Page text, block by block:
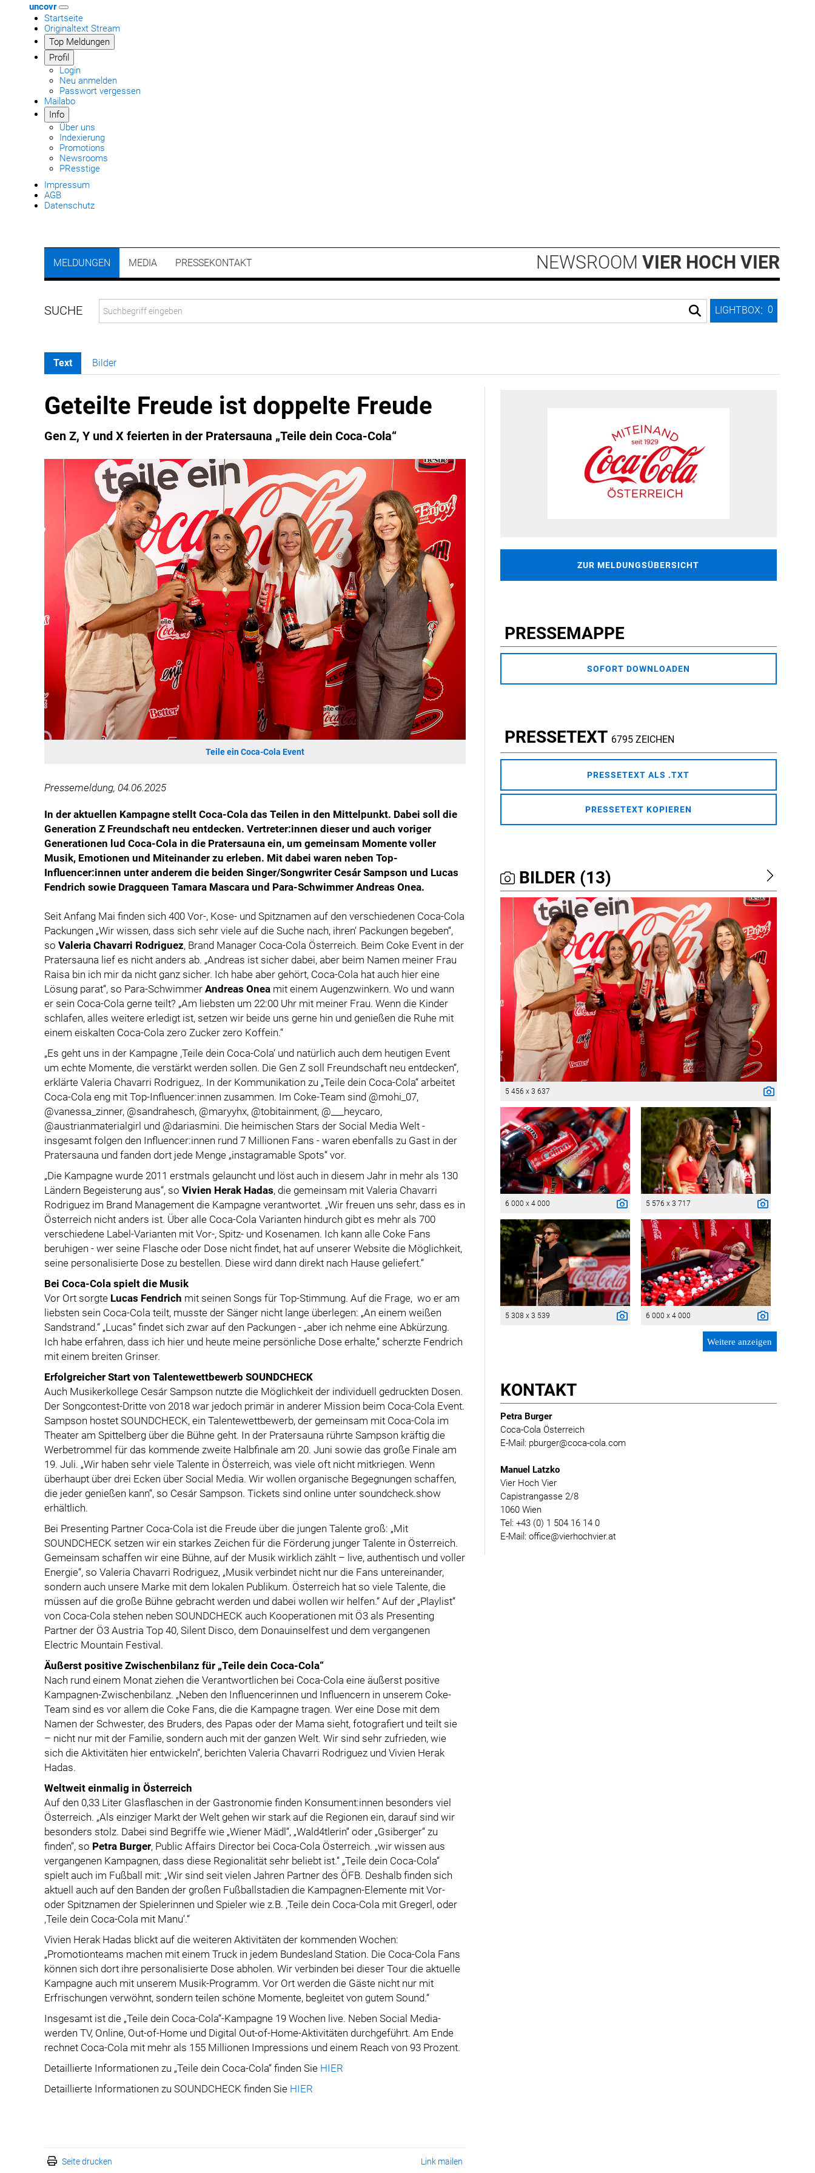
uncovr
Startseite
Originaltext Stream
Top Meldungen
Profil
Login
Neu anmelden
Passwort vergessen
Mailabo
Info
Über uns
Indexierung
Promotions
Newsrooms
PResstige
Impressum
AGB
Datenschutz
LIGHTBOX: 0
MELDUNGEN MEDIA PRESSEKONTAKT NEWSROOM VIER HOCH VIER
Text Bilder
Geteilte Freude ist doppelte Freude
Gen Z, Y und X feierten in der Pratersauna „Teile dein Coca-Cola“
Teile ein Coca-Cola Event
Pressemeldung, 04.06.2025
In der aktuellen Kampagne stellt Coca-Cola das Teilen in den Mittelpunkt. Dabei soll die
Generation Z Freundschaft neu entdecken. Vertreter:innen dieser und auch voriger
Generationen lud Coca-Cola in die Pratersauna ein, um gemeinsam Momente voller
Musik, Emotionen und Miteinander zu erleben. Mit dabei waren neben Top-
Influencer:innen unter anderem die beiden Singer/Songwriter Cesár Sampson und Lucas
Fendrich sowie Dragqueen Tamara Mascara und Para-Schwimmer Andreas Onea.
Seit Anfang Mai finden sich 400 Vor-, Kose- und Spitznamen auf den verschiedenen Coca-Cola
Packungen „Wir wissen, dass sich sehr viele auf die Suche nach, ihren‘ Packungen begeben“,
so Valeria Chavarri Rodriguez, Brand Manager Coca-Cola Österreich. Beim Coke Event in der
Pratersauna lief es nicht anders ab. „Andreas ist sicher dabei, aber beim Namen meiner Frau
Raisa bin ich mir da nicht ganz sicher. Ich habe aber gehört, Coca-Cola hat auch hier eine
Lösung parat“, so Para-Schwimmer Andreas Onea mit einem Augenzwinkern. Wo und wann
er sein Coca-Cola gerne teilt? „Am liebsten um 22:00 Uhr mit meiner Frau. Wenn die Kinder
schlafen, alles weitere erledigt ist, setzen wir beide uns gerne hin und genießen die Ruhe mit
einem eiskalten Coca-Cola zero Zucker zero Koffein.“
„Es geht uns in der Kampagne ,Teile dein Coca-Cola‘ und natürlich auch dem heutigen Event
um echte Momente, die verstärkt werden sollen. Die Gen Z soll Freundschaft neu entdecken“,
erklärte Valeria Chavarri Rodriguez,. In der Kommunikation zu „Teile dein Coca-Cola“ arbeitet
Coca-Cola eng mit Top-Influencer:innen zusammen. Im Coke-Team sind @mohi_07,
@vanessa_zinner, @sandrahesch, @maryyhx, @tobitainment, @___heycaro,
@austrianmaterialgirl und @dariasmini. Die heimischen Stars der Social Media Welt -
insgesamt folgen den Influencer:innen rund 7 Millionen Fans - waren ebenfalls zu Gast in der
Pratersauna und fanden dort jede Menge „instagramable Spots“ vor.
„Die Kampagne wurde 2011 erstmals gelauncht und löst auch in diesem Jahr in mehr als 130
Ländern Begeisterung aus“, so Vivien Herak Hadas, die gemeinsam mit Valeria Chavarri
Rodriguez im Brand Management die Kampagne verantwortet. „Wir freuen uns sehr, dass es in
Österreich nicht anders ist. Über alle Coca-Cola Varianten hindurch gibt es mehr als 700
verschiedene Label-Varianten mit Vor-, Spitz- und Kosenamen. Ich kann alle Coke Fans
beruhigen - wer seine Flasche oder Dose nicht findet, hat auf unserer Website die Möglichkeit,
seine personalisierte Dose zu bestellen. Diese wird dann direkt nach Hause geliefert.“
Bei Coca-Cola spielt die Musik
Vor Ort sorgte Lucas Fendrich mit seinen Songs für Top-Stimmung. Auf die Frage, wo er am
liebsten sein Coca-Cola teilt, musste der Sänger nicht lange überlegen: „An einem weißen
Sandstrand.“ „Lucas“ findet sich zwar auf den Packungen - „aber ich nehme eine Abkürzung.
Ich habe erfahren, dass ich hier und heute meine persönliche Dose erhalte,“ scherzte Fendrich
mit einem breiten Grinser.
Erfolgreicher Start von Talentewettbewerb SOUNDCHECK
Auch Musikerkollege Cesár Sampson nutzte die Möglichkeit der individuell gedruckten Dosen.
Der Songcontest-Dritte von 2018 war jedoch primär in anderer Mission beim Coca-Cola Event.
Sampson hostet SOUNDCHECK, ein Talentewettbewerb, der gemeinsam mit Coca-Cola im
Theater am Spittelberg über die Bühne geht. In der Pratersauna rührte Sampson kräftig die
Werbetrommel für das kommende zweite Halbfinale am 20. Juni sowie das große Finale am
19. Juli. „Wir haben sehr viele Talente in Österreich, was viele oft nicht mitkriegen. Wenn
überhaupt über drei Ecken über Social Media. Wir wollen organische Begegnungen schaffen,
die jeder genießen kann“, so Cesár Sampson. Tickets sind online unter soundcheck.show
erhältlich.
Bei Presenting Partner Coca-Cola ist die Freude über die jungen Talente groß: „Mit
SOUNDCHECK setzen wir ein starkes Zeichen für die Förderung junger Talente in Österreich.
Gemeinsam schaffen wir eine Bühne, auf der Musik wirklich zählt – live, authentisch und voller
Energie“, so Valeria Chavarri Rodriguez, „Musik verbindet nicht nur die Fans untereinander,
sondern auch unsere Marke mit dem lokalen Publikum. Österreich hat so viele Talente, die
müssen auf die große Bühne gebracht werden und dabei wollen wir helfen.“ Auf der „Playlist“
von Coca-Cola stehen neben SOUNDCHECK auch Kooperationen mit Ö3 als Presenting
Partner der Ö3 Austria Top 40, Silent Disco, dem Donauinselfest und dem vergangenen
Electric Mountain Festival.
Äußerst positive Zwischenbilanz für „Teile dein Coca-Cola“
Nach rund einem Monat ziehen die Verantwortlichen bei Coca-Cola eine äußerst positive
Kampagnen-Zwischenbilanz. „Neben den Influencerinnen und Influencern in unserem Coke-
Team sind es vor allem die Coke Fans, die die Kampagne tragen. Wer eine Dose mit dem
Namen der Schwester, des Bruders, des Papas oder der Mama sieht, fotografiert und teilt sie
– nicht nur mit der Familie, sondern auch mit der ganzen Welt. Wir sind sehr zufrieden, wie
sich die Aktivitäten hier entwickeln“, berichten Valeria Chavarri Rodriguez und Vivien Herak
Hadas.
Weltweit einmalig in Österreich
Auf den 0,33 Liter Glasflaschen in der Gastronomie finden Konsument:innen besonders viel
Österreich. „Als einziger Markt der Welt gehen wir stark auf die Regionen ein, darauf sind wir
besonders stolz. Dabei sind Begriffe wie „Wiener Mädl“, „Wald4tlerin“ oder „Gsiberger“ zu
finden“, so Petra Burger, Public Affairs Director bei Coca-Cola Österreich. „wir wissen aus
vergangenen Kampagnen, dass diese Regionalität sehr beliebt ist.“ „Teile dein Coca-Cola“
spielt auch im Fußball mit: „Wir sind seit vielen Jahren Partner des ÖFB. Deshalb finden sich
aktuell auch auf den Banden der großen Fußballstadien die Kampagnen-Elemente mit Vor-
oder Spitznamen der Spielerinnen und Spieler wie z.B. ,Teile dein Coca-Cola mit Gregerl, oder
,Teile dein Coca-Cola mit Manu‘.“
Vivien Herak Hadas blickt auf die weiteren Aktivitäten der kommenden Wochen:
„Promotionteams machen mit einem Truck in jedem Bundesland Station. Die Coca-Cola Fans
können sich dort ihre personalisierte Dose abholen. Wir verbinden bei dieser Tour die aktuelle
Kampagne auch mit unserem Musik-Programm. Vor Ort werden die Gäste nicht nur mit
Erfrischungen verwöhnt, sondern teilen schöne Momente, begleitet von gutem Sound.“
Insgesamt ist die „Teile dein Coca-Cola“-Kampagne 19 Wochen live. Neben Social Media-
werden TV, Online, Out-of-Home und Digital Out-of-Home-Aktivitäten durchgeführt. Am Ende
rechnet Coca-Cola mit mehr als 155 Millionen Impressions und einem Reach von 93 Prozent.
Detaillierte Informationen zu „Teile dein Coca-Cola“ finden Sie HIER
Detaillierte Informationen zu SOUNDCHECK finden Sie HIER
Seite drucken Link mailen
ZUR MELDUNGSÜBERSICHT
PRESSEMAPPE
SOFORT DOWNLOADEN
PRESSETEXT 6795 ZEICHEN
PRESSETEXT ALS .TXT
PRESSETEXT KOPIEREN
BILDER (13)
5 456 x 3 637
6 000 x 4 000 5 576 x 3 717
5 308 x 3 539 6 000 x 4 000
Weitere anzeigen
KONTAKT
Petra Burger
Coca-Cola Österreich
E-Mail: pburger@coca-cola.com
Manuel Latzko
Vier Hoch Vier
Capistrangasse 2/8
1060 Wien
Tel: +43 (0) 1 504 16 14 0
E-Mail: office@vierhochvier.at